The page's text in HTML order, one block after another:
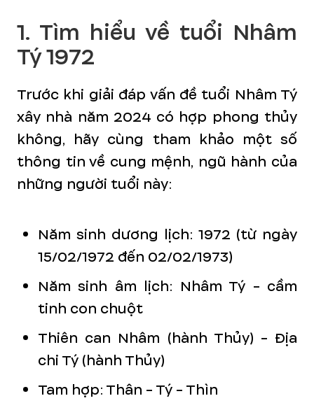
1. Tìm hiểu về tuổi Nhâm
Tý 1972
Trước khi giải đáp vấn đề tuổi Nhâm Tý
xây nhà năm 2024 có hợp phong thủy
không, hãy cùng tham khảo một số
thông tin về cung mệnh, ngũ hành của
những người tuổi này:
Năm sinh dương lịch: 1972 (từ ngày
15/02/1972 đến 02/02/1973)
Năm sinh âm lịch: Nhâm Tý - cầm
tinh con chuột
Thiên can Nhâm (hành Thủy) - Địa
chi Tý (hành Thủy)
Tam hợp: Thân - Tý - Thìn